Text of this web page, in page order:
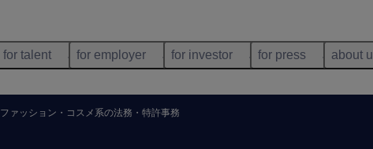
for talent for employer for investor for press about
ファッション・コスメ系の法務・特許事務